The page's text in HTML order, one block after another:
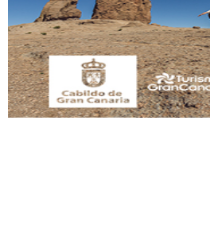
Este gato macho ha aparecido en la calle hace
manso y extremadamente cari...
Leales.org » Gran Canaria | 9.7.2025